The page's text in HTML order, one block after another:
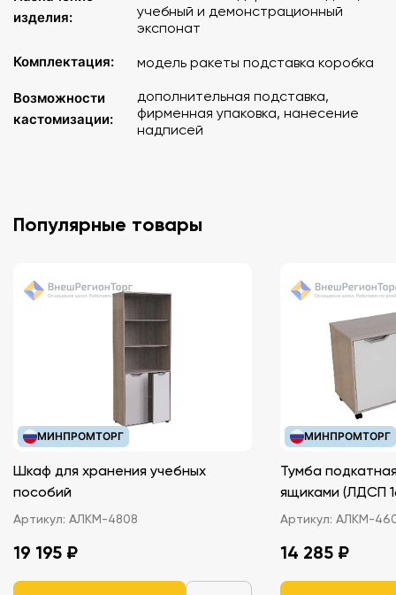
изделия:
учебный и демонстрационный
экспонат
Комплектация:
модель ракеты подставка коробка
Возможности
кастомизации:
дополнительная подставка,
фирменная упаковка, нанесение
надписей
Популярные товары
МИНПРОМТОРГ
Шкаф для хранения учебных
пособий
Артикул: АЛКМ-4808
19 195 ₽
МИНПРОМТОРГ
Тумба
ящиками
Артикул: АЛКМ-
14 285 ₽